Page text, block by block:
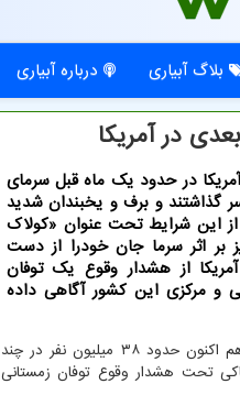
بلاگ آبیاری درباره آبیاری
در آمریکا
آمریکا در حدود یک ماه قبل سرمای
گذاشتند و برف و یخبندان شدید
این شرایط تحت عنوان «کولاک
بر اثر سرما جان خودرا از دست
از هشدار وقوع یک توفان
و مرکزی این کشور آگاهی داده
به گزارش آبیاری به نقل از ایسنا، هم اکنون حدود ۳۸ میلیون نفر در چند
تحت هشدار وقوع توفان زمستانی